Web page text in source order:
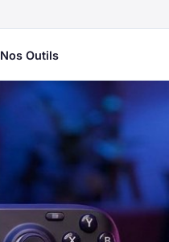
Nos Outils